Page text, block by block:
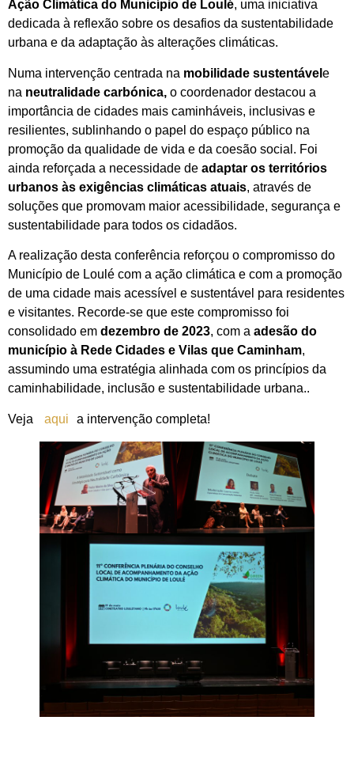
Ação Climática do Município de Loulé, uma iniciativa
dedicada à reflexão sobre os desafios da sustentabilidade
urbana e da adaptação às alterações climáticas.
Numa intervenção centrada na mobilidade sustentável e
na neutralidade carbónica, o coordenador destacou a
importância de cidades mais caminháveis, inclusivas e
resilientes, sublinhando o papel do espaço público na
promoção da qualidade de vida e da coesão social. Foi
ainda reforçada a necessidade de adaptar os territórios
urbanos às exigências climáticas atuais, através de
soluções que promovam maior acessibilidade, segurança e
sustentabilidade para todos os cidadãos.
A realização desta conferência reforçou o compromisso do
Município de Loulé com a ação climática e com a promoção
de uma cidade mais acessível e sustentável para residentes
e visitantes. Recorde-se que este compromisso foi
consolidado em dezembro de 2023, com a adesão do
município à Rede Cidades e Vilas que Caminham,
assumindo uma estratégia alinhada com os princípios da
caminhabilidade, inclusão e sustentabilidade urbana..
Veja aqui a intervenção completa!